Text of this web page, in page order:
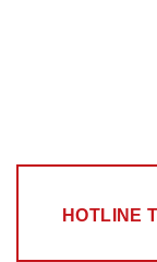
HOTLINE